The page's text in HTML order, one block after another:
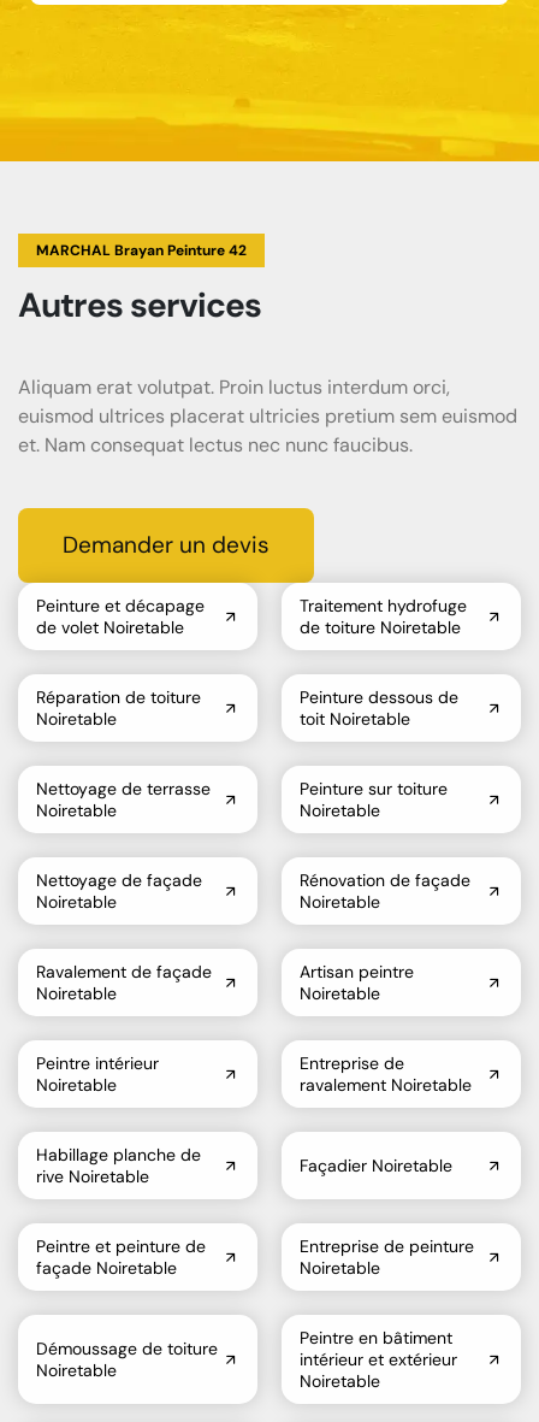
MARCHAL Brayan Peinture 42
Autres services
Aliquam erat volutpat. Proin luctus interdum orci,
euismod ultrices placerat ultricies pretium sem euismod
et. Nam consequat lectus nec nunc faucibus.
Demander un devis
Peinture et décapage
de volet Noiretable
Traitement hydrofuge
de toiture Noiretable
Réparation de toiture
Noiretable
Peinture dessous de
toit Noiretable
Nettoyage de terrasse
Noiretable
Peinture sur toiture
Noiretable
Nettoyage de façade
Noiretable
Rénovation de façade
Noiretable
Ravalement de façade
Noiretable
Artisan peintre
Noiretable
Peintre intérieur
Noiretable
Entreprise de
ravalement Noiretable
Habillage planche de
rive Noiretable
Façadier Noiretable
Peintre et peinture de
façade Noiretable
Entreprise de peinture
Noiretable
Démoussage de toiture
Noiretable
Peintre en bâtiment
intérieur et extérieur
Noiretable